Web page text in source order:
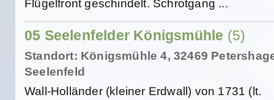
Flügelfront geschindelt. Schrotgang ...
05 Seelenfelder Königsmühle (5)
Standort: Königsmühle 4, 32469
Seelenfeld
Wall-Holländer (kleiner Erdwall) von 1731 (lt.